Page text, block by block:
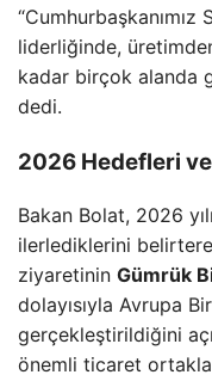
“Cumhurbaşkanımız
liderliğinde,
kadar birçok alanda
dedi.
2026 Hedefleri
Bakan Bolat, 2026
ilerlediklerini
ziyaretinin Gümrük
dolayısıyla Avrupa
gerçekleştirildiğini
önemli ticaret